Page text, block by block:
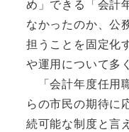
め」できる「会計
なかったのか、公
担うことを固定化
や運用について多
「会計年度任用
らの市民の期待に
続可能な制度と言